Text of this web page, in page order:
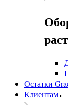
Остатки
Клиентам